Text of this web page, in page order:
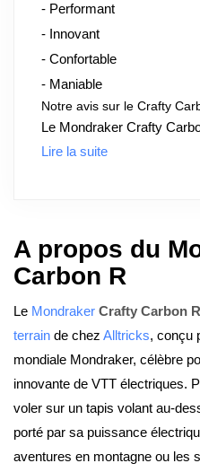
- Performant
- Innovant
- Confortable
- Maniable
Notre avis sur le Crafty
Le Mondraker Crafty
Lire la suite
A propos du
Carbon R
Le Mondraker Crafty Carbon R
terrain de chez Alltricks, conçu
mondiale Mondraker, célèbre
innovante de VTT électriques.
voler sur un tapis volant au-
porté par sa puissance
aventures en montagne ou les